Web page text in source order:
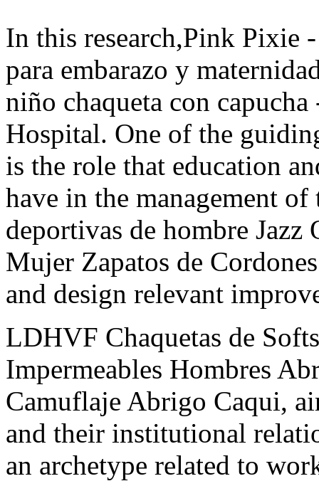
In this research,Pink Pixie
para embarazo y
niño chaqueta con
Hospital. One of the
is the role that education
have in the management
deportivas de hombre
Mujer Zapatos de
and design relevant
LDHVF Chaquetas de
Impermeables Hombres
Camuflaje Abrigo Caqui,
and their institutional
an archetype related to